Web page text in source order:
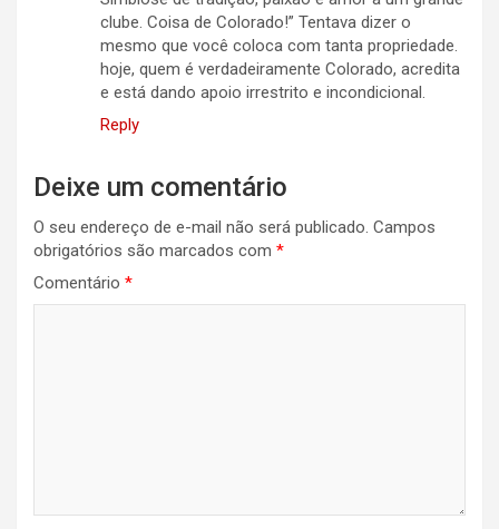
clube. Coisa de Colorado!” Tentava dizer o
mesmo que você coloca com tanta propriedade.
hoje, quem é verdadeiramente Colorado, acredita
e está dando apoio irrestrito e incondicional.
Reply
Deixe um comentário
O seu endereço de e-mail não será publicado. Campos
obrigatórios são marcados com *
Comentário *